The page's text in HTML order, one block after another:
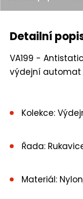
t
Detailní
VA199 -
výdejní automat
Kolekce:
Řada:
Materiál: